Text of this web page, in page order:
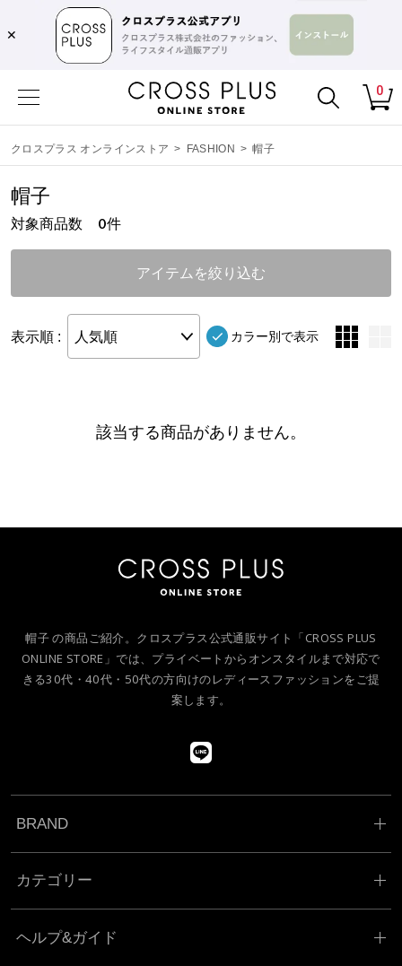
✕
0
クロスプラス オンラインストア > FASHION > 帽子
対象商品数 0件
帽子
アイテムを絞り込む
表示順 : 人気順 カラー別で表示
該当する商品がありません。
帽子 の商品ご紹介。クロスプラス公式通販サイト「CROSS PLUS
ONLINE STORE」では、プライベートからオンスタイルまで対応で
きる30代・40代・50代の方向けのレディースファッションをご提
案します。
BRAND
カテゴリー
ヘルプ&ガイド